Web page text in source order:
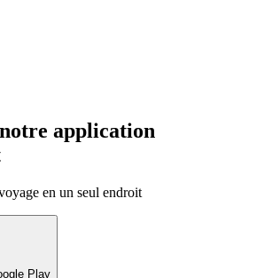
application
en un seul endroit
Play